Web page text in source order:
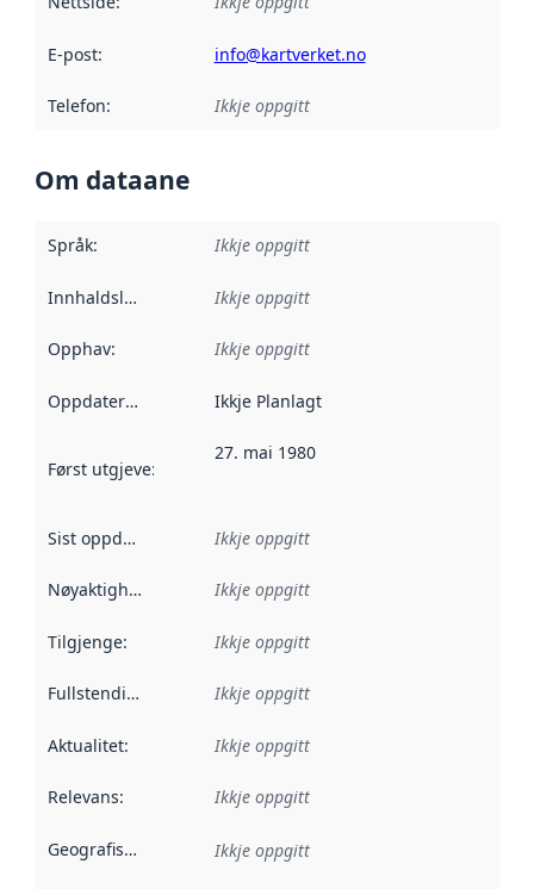
E-post: info@kartverket.no
Telefon: Ikkje oppgitt
Om dataane
Språk: Ikkje oppgitt
Innhaldsleverandørar :
Ikkje oppgitt
Opphav: Ikkje oppgitt
Oppdateringsfrekvens :
Ikkje Planlagt
Først utgjeve:
27. mai 1980
Sist oppdatert Ikkje oppgitt
Nøyaktigheit Ikkje oppgitt
Tilgjenge: Ikkje oppgitt
Fullstendigheit Ikkje oppgitt
Aktualitet: Ikkje oppgitt
Relevans: Ikkje oppgitt
Geografisk område Ikkje oppgitt